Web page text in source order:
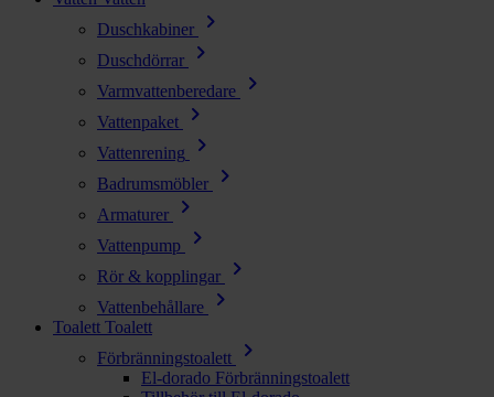
Duschkabiner
chevron_right
Duschdörrar chevron_right
Varmvattenberedare chevron_right
Vattenpaket chevron_right
Vattenrening chevron_right
Badrumsmöbler chevron_right
Armaturer chevron_right
Vattenpump chevron_right
Rör & kopplingar chevron_right
Vattenbehållare chevron_right
Toalett Toalett
Förbränningstoalett
chevron_right
El-dorado Förbränningstoalett